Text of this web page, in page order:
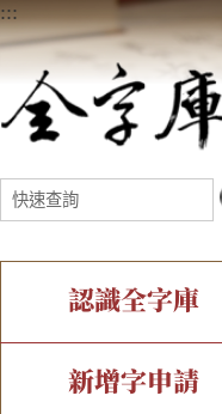
:::
認識全字庫
全字庫介紹
IDS查詢
新增字申請